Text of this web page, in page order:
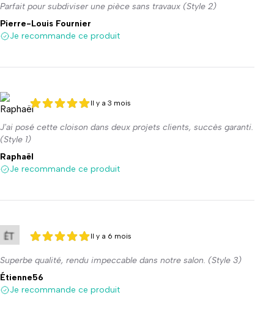
Parfait pour subdiviser une pièce sans travaux (Style 2)
Pierre-Louis Fournier
Je recommande ce produit
5 sur 5
5 sur 5
Il y a 3 mois
J'ai posé cette cloison dans deux projets clients, succès garanti.
(Style 1)
Raphaël
Je recommande ce produit
5 sur 5
5 sur 5
Il y a 6 mois
Superbe qualité, rendu impeccable dans notre salon. (Style 3)
Étienne56
Je recommande ce produit